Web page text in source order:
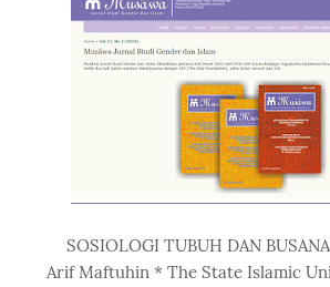
SOSIOLOGI TUBUH DAN
Arif Maftuhin * The State Islamic